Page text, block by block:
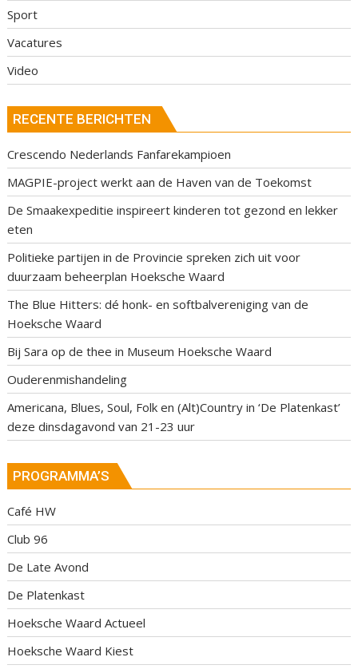
Sport
Vacatures
Video
RECENTE BERICHTEN
Crescendo Nederlands Fanfarekampioen
MAGPIE-project werkt aan de Haven van de Toekomst
De Smaakexpeditie inspireert kinderen tot gezond en lekker
eten
Politieke partijen in de Provincie spreken zich uit voor
duurzaam beheerplan Hoeksche Waard
The Blue Hitters: dé honk- en softbalvereniging van de
Hoeksche Waard
Bij Sara op de thee in Museum Hoeksche Waard
Ouderenmishandeling
Americana, Blues, Soul, Folk en (Alt)Country in ‘De Platenkast’
deze dinsdagavond van 21-23 uur
PROGRAMMA’S
Café HW
Club 96
De Late Avond
De Platenkast
Hoeksche Waard Actueel
Hoeksche Waard Kiest